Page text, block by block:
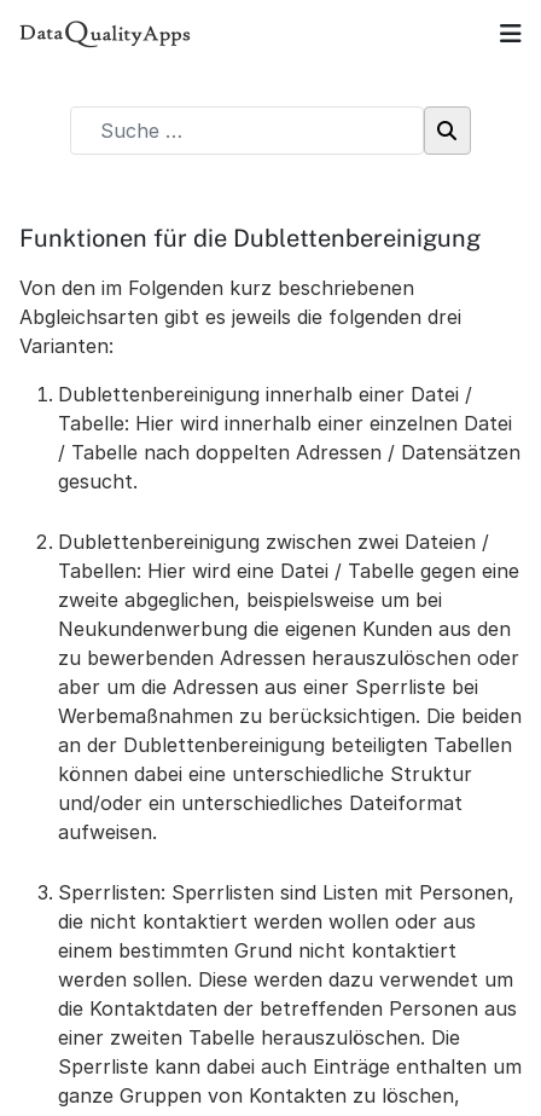
Funktionen für die Dublettenbereinigung
Von den im Folgenden kurz beschriebenen
Abgleichsarten gibt es jeweils die folgenden drei
Varianten:
Dublettenbereinigung innerhalb einer Datei /
Tabelle: Hier wird innerhalb einer einzelnen Datei
/ Tabelle nach doppelten Adressen / Datensätzen
gesucht.
Dublettenbereinigung zwischen zwei Dateien /
Tabellen: Hier wird eine Datei / Tabelle gegen eine
zweite abgeglichen, beispielsweise um bei
Neukundenwerbung die eigenen Kunden aus den
zu bewerbenden Adressen herauszulöschen oder
aber um die Adressen aus einer Sperrliste bei
Werbemaßnahmen zu berücksichtigen. Die beiden
an der Dublettenbereinigung beteiligten Tabellen
können dabei eine unterschiedliche Struktur
und/oder ein unterschiedliches Dateiformat
aufweisen.
Sperrlisten: Sperrlisten sind Listen mit Personen,
die nicht kontaktiert werden wollen oder aus
einem bestimmten Grund nicht kontaktiert
werden sollen. Diese werden dazu verwendet um
die Kontaktdaten der betreffenden Personen aus
einer zweiten Tabelle herauszulöschen. Die
Sperrliste kann dabei auch Einträge enthalten um
ganze Gruppen von Kontakten zu löschen,